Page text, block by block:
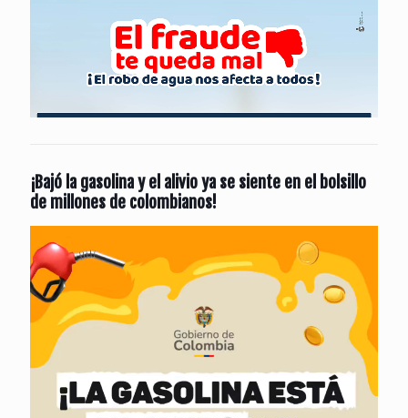
¡Bajó la gasolina y el alivio ya se siente en el bolsillo
de millones de colombianos!
de
vídeo